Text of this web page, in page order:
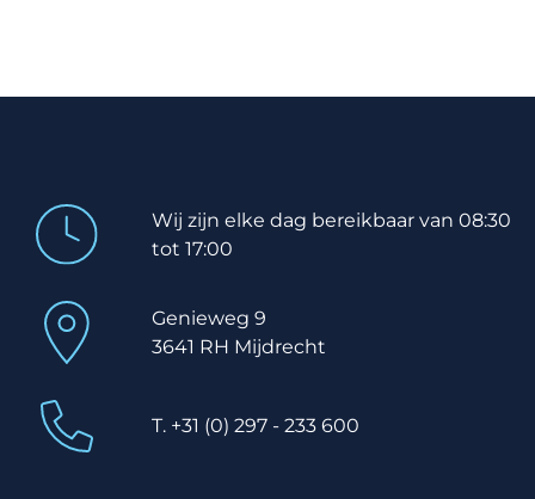
Wij zijn elke dag bereikbaar van 08:30
tot 17:00
Genieweg 9
3641 RH Mijdrecht
T. +31 (0) 297 - 233 600